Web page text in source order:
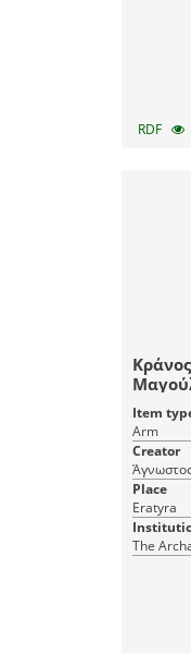
RDF
Item
Arm
Creator
Place
Eratyra
The